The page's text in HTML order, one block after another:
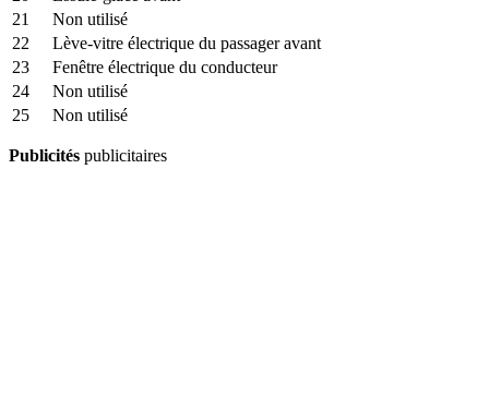
21
Non utilisé
22
Lève-vitre électrique du passager avant
23
Fenêtre électrique du conducteur
24
Non utilisé
25
Non utilisé
Publicités publicitaires